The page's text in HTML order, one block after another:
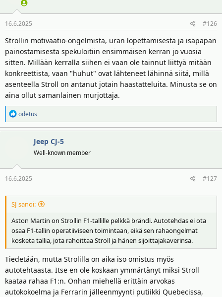
16.6.2025 #126
Strollin motivaatio-ongelmista, uran lopettamisesta ja isäpapan
painostamisesta spekuloitiin ensimmäisen kerran jo vuosia
sitten. Millään kerralla siihen ei vaan ole tainnut liittyä mitään
konkreettista, vaan "huhut" ovat lähteneet lähinnä siitä, millä
asenteella Stroll on antanut jotain haastatteluita. Minusta se on
aina ollut samanlainen murjottaja.
R
e
a
o
t
odetus
Jeep CJ-5
Well-known member
16.6.2025 #127
SJ sanoi:
Aston Martin on Strollin F1-tallille pelkkä brändi. Autotehdas ei ota
osaa F1-tallin operatiiviseen toimintaan, eikä sen rahaongelmat
kosketa tallia, jota rahoittaa Stroll ja hänen sijoittajakaverinsa.
Tiedetään, mutta Strolilla on aika iso omistus myös
autotehtaasta. Itse en ole koskaan ymmärtänyt miksi Stroll
kaataa rahaa F1:n. Onhan miehellä erittäin arvokas
autokokoelma ja Ferrarin jälleenmyynti putiikki Quebecissa,